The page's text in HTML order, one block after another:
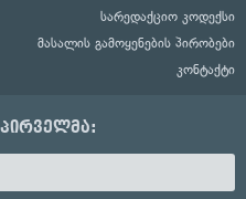
სარედაქციო კოდექსი
მასალის გამოყენების პირობები
კონტაქტი
პირველმა: